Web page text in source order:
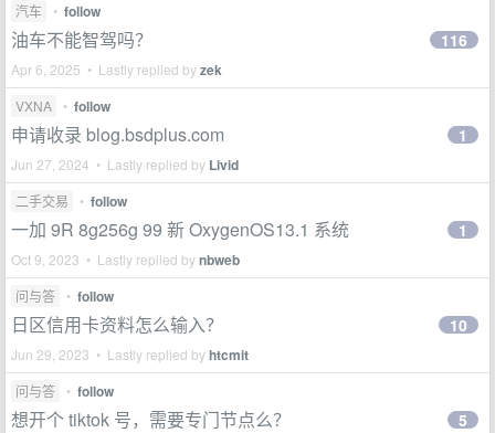
汽车 • follow
油车不能智驾吗？
Apr 6, 2025 • Lastly replied byzek
116
VXNA • follow
申请收录 blog.bsdplus.com
Jun 27, 2024 • Lastly replied by Livid
1
二手交易 • follow
一加 9R 8g256g 99 新 OxygenOS13.1 系统
Oct 9, 2023 • Lastly replied bynbweb
1
问与答 • follow
日区信用卡资料怎么输入？
Jun 29, 2023 • Lastly replied byhtcmit
10
问与答 • follow
想开个 tiktok 号，需要专门节点么？ 5